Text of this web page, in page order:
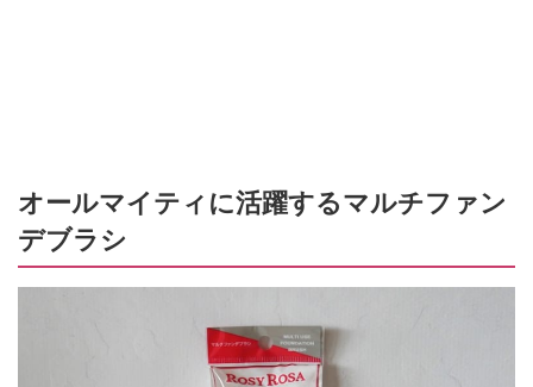
オールマイティに活躍するマルチファン
デブラシ